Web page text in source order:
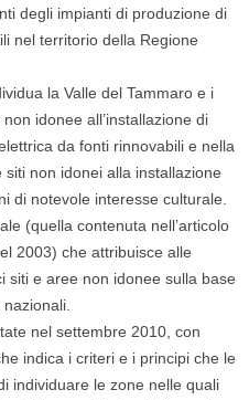
degli impianti di produzione di
nel territorio della Regione
la Valle del Tammaro e i
idonee all’installazione di
da fonti rinnovabili e nella
non idonei alla installazione
di notevole interesse culturale.
(quella contenuta nell’articolo
2003) che attribuisce alle
siti e aree non idonee sulla base
nel settembre 2010, con
indica i criteri e i principi che le
individuare le zone nelle quali